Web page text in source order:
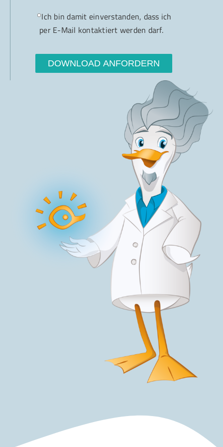
Ich bin damit einverstanden, dass ich
per E-Mail kontaktiert werden darf.
DOWNLOAD ANFORDERN